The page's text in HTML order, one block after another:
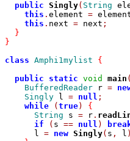
public Singly( String
this . element =
this . next = next ;
}
}
class Amphi1mylist
{
public
static void main (
BufferedReader r =
Singly l = null ;
while
( true)
{
String s = r .
if
( s == null )
      l
= new Singly( s , l